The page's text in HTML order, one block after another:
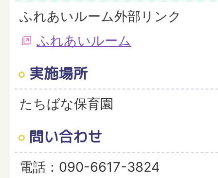
ふれあいルーム外部リンク
ふれあいルーム
実施場所
たちばな保育園
問い合わせ
電話：090-6617-3824